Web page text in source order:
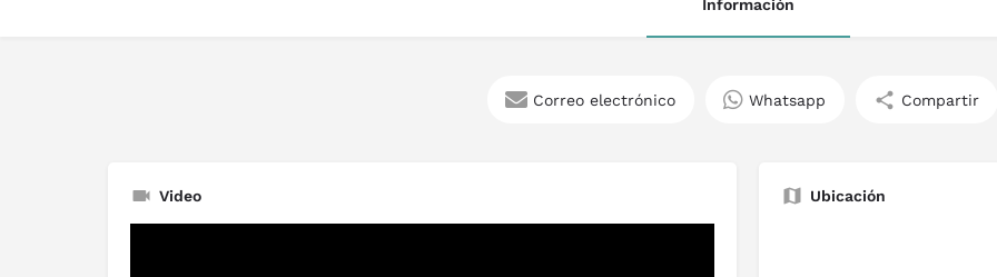
Información
Correo electrónico Whatsapp Compartir
Video Ubicación